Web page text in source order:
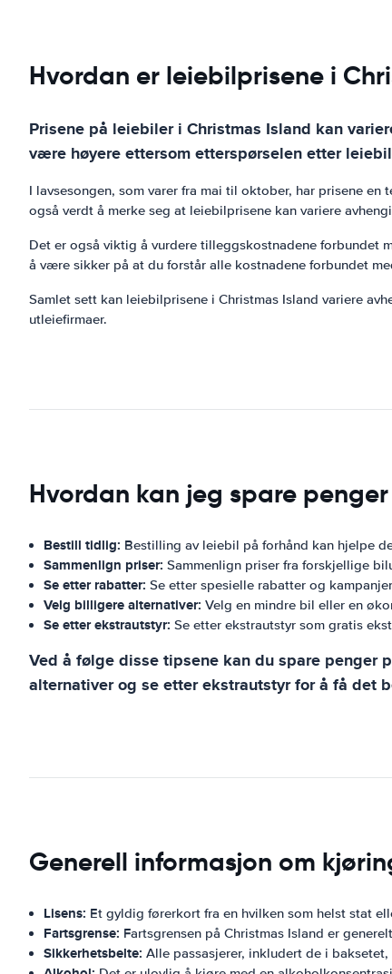
Hvordan er leiebilprisene i
Prisene på leiebiler i Christmas Island kan
være høyere ettersom etterspørselen etter
I lavsesongen, som varer fra mai til oktober, har prisene
også verdt å merke seg at leiebilprisene kan variere
Det er også viktig å vurdere tilleggskostnadene forbundet
å være sikker på at du forstår alle kostnadene forbundet
Samlet sett kan leiebilprisene i Christmas Island variere
utleiefirmaer.
Hvordan kan jeg spare
Bestill tidlig: Bestilling av leiebil på forhånd kan hjelpe
Sammenlign priser: Sammenlign priser fra forskjellige
Se etter rabatter: Se etter spesielle rabatter og
Velg billigere alternativer: Velg en mindre bil eller en
Se etter ekstrautstyr: Se etter ekstrautstyr som gratis
Ved å følge disse tipsene kan du spare penger
alternativer og se etter ekstrautstyr for å få det
Generell informasjon om
Lisens: Et gyldig førerkort fra en hvilken som helst stat
Fartsgrense: Fartsgrensen på Christmas Island er
Sikkerhetsbelte: Alle passasjerer, inkludert de i